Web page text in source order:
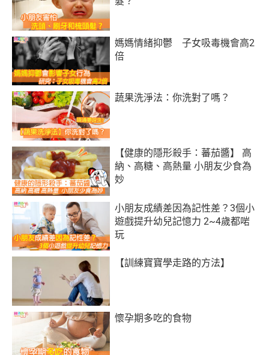
媽媽情緒抑鬱 子女吸毒機會高2
倍
蔬果洗淨法：你洗對了嗎？
【健康的隱形殺手：蕃茄醬】 高
納、高糖、高熱量 小朋友少食為
妙
小朋友成績差因為記性差？3個小
遊戲提升幼兒記憶力 2~4歲都啱
玩
【訓練寶寶學走路的方法】
懷孕期多吃的食物